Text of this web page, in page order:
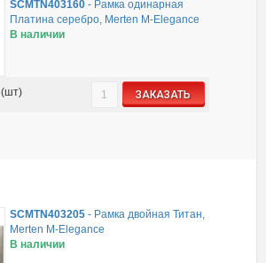
SCMTN403160 - Рамка одинарная
Платина серебро, Merten M-Elegance
В наличии
(шт) ЗАКАЗАТЬ
SCMTN403205 - Рамка двойная Титан,
Merten M-Elegance
В наличии